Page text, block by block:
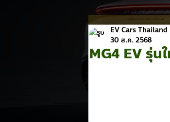
MG4 EV รุ่น
EV Cars Thailand
30 ส.ค. 2568